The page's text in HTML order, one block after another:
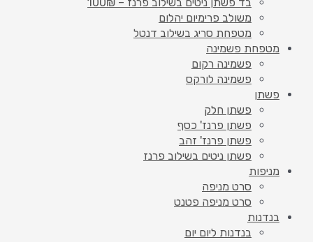
משולב פרימיום יהלום
מטפחת סריג בשילוב דנטל
מטפחת פשמינה
פשמינה רקום
פשמינה לורקס
פשתן
פשתן חלק
פשתן פרנז' כסף
פשתן פרנז' זהב
פשתן ניטים בשילוב פרנז
מניפות
סרט מניפה
סרט מניפה פטנט
בנדנות
בנדנות ליום יום